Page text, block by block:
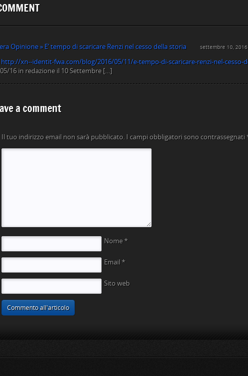
Opinione » E’ tempo di scaricare Renzi nel cesso della storia settembre 10,
http://xn--identit-fwa.com/blog/2016/05/11/e-tempo-di-scaricare-renzi-nel-cesso-
16 in redazione il 10 Settembre […]
a comment
Il tuo indirizzo email non sarà pubblicato. I campi obbligatori sono contrassegnati
Nome *
Email *
Sito web